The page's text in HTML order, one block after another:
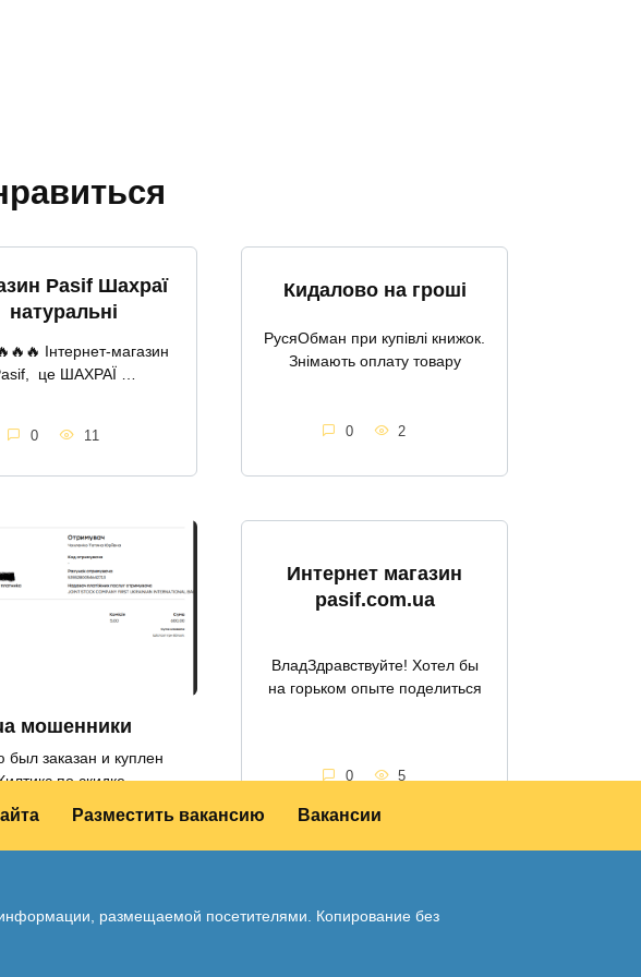
Pasif Шахраї
натуральні
Інтернет-магазин
це ШАХРАЇ …
0 11
Кидалово на гроші
РусяОбман при купівлі книжок.
Знімають оплату товару
0 2
мошенники
заказан и куплен
по скидке
6
Интернет магазин
pasif.com.ua
ВладЗдравствуйте! Хотел бы
на горьком опыте поделиться
0 5
Разместить вакансию Вакансии
размещаемой посетителями. Копирование без